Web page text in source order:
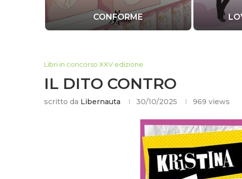
LOVE ME, CORVIN
Libri in concorso XXV edizione
IL DITO CONTRO
scritto da Libernauta 30/10/2025 969 views